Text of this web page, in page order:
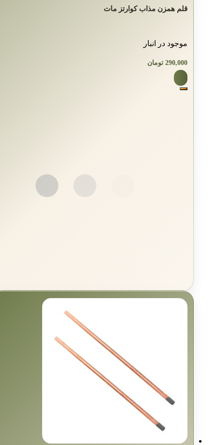
قلم همزن مذاب کوارتز مات
موجود در انبار
290,000 تومان